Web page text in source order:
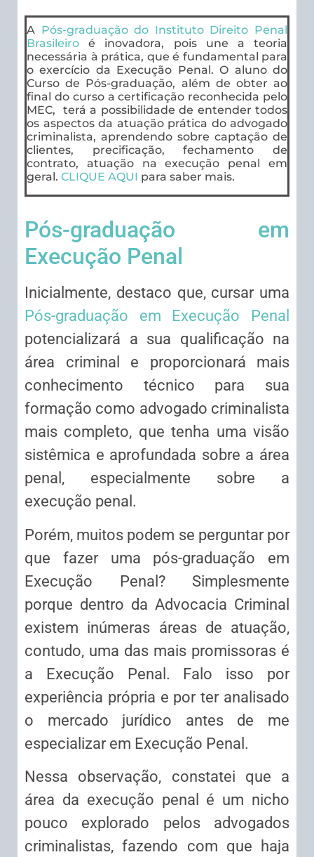
A Pós-graduação do Instituto Direito Penal
Brasileiro é inovadora, pois une a teoria
necessária à prática, que é fundamental para
o exercício da Execução Penal. O aluno do
Curso de Pós-graduação, além de obter ao
final do curso a certificação reconhecida pelo
MEC, terá a possibilidade de entender todos
os aspectos da atuação prática do advogado
criminalista, aprendendo sobre captação de
clientes, precificação, fechamento de
contrato, atuação na execução penal em
geral. CLIQUE AQUI para saber mais.
Pós-graduação em
Execução Penal
Inicialmente, destaco que, cursar uma
Pós-graduação em Execução Penal
potencializará a sua qualificação na
área criminal e proporcionará mais
conhecimento técnico para sua
formação como advogado criminalista
mais completo, que tenha uma visão
sistêmica e aprofundada sobre a área
penal, especialmente sobre a
execução penal.
Porém, muitos podem se perguntar por
que fazer uma pós-graduação em
Execução Penal? Simplesmente
porque dentro da Advocacia Criminal
existem inúmeras áreas de atuação,
contudo, uma das mais promissoras é
a Execução Penal. Falo isso por
experiência própria e por ter analisado
o mercado jurídico antes de me
especializar em Execução Penal.
Nessa observação, constatei que a
área da execução penal é um nicho
pouco explorado pelos advogados
criminalistas, fazendo com que haja